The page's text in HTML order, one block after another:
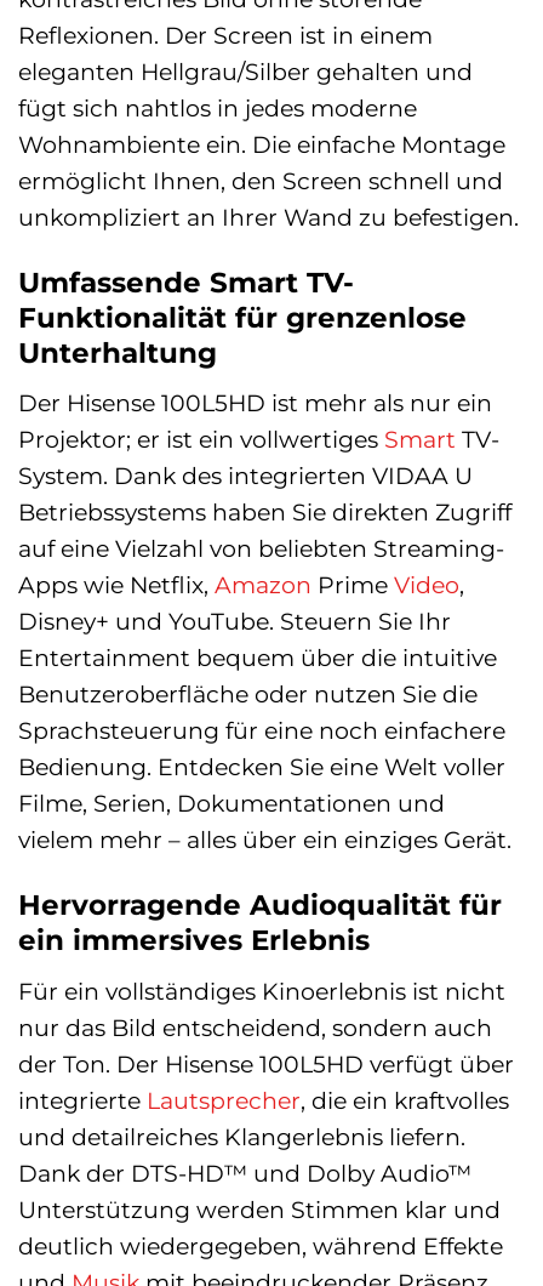
Reflexionen. Der Screen ist in einem
eleganten Hellgrau/Silber gehalten und
fügt sich nahtlos in jedes moderne
Wohnambiente ein. Die einfache Montage
ermöglicht Ihnen, den Screen schnell und
unkompliziert an Ihrer Wand zu befestigen.
Umfassende Smart TV-
Funktionalität für grenzenlose
Unterhaltung
Der Hisense 100L5HD ist mehr als nur ein
Projektor; er ist ein vollwertiges Smart TV-
System. Dank des integrierten VIDAA U
Betriebssystems haben Sie direkten Zugriff
auf eine Vielzahl von beliebten Streaming-
Apps wie Netflix, Amazon Prime Video,
Disney+ und YouTube. Steuern Sie Ihr
Entertainment bequem über die intuitive
Benutzeroberfläche oder nutzen Sie die
Sprachsteuerung für eine noch einfachere
Bedienung. Entdecken Sie eine Welt voller
Filme, Serien, Dokumentationen und
vielem mehr – alles über ein einziges Gerät.
Hervorragende Audioqualität für
ein immersives Erlebnis
Für ein vollständiges Kinoerlebnis ist nicht
nur das Bild entscheidend, sondern auch
der Ton. Der Hisense 100L5HD verfügt über
integrierte Lautsprecher, die ein kraftvolles
und detailreiches Klangerlebnis liefern.
Dank der DTS-HD™ und Dolby Audio™
Unterstützung werden Stimmen klar und
deutlich wiedergegeben, während Effekte